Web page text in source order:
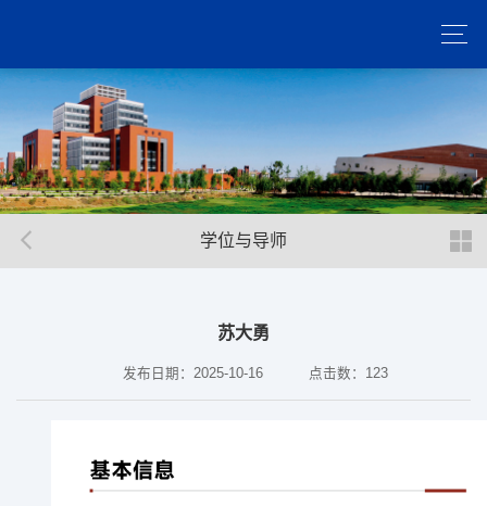
学位与导师
苏大勇
发布日期：2025-10-16 点击数： 123